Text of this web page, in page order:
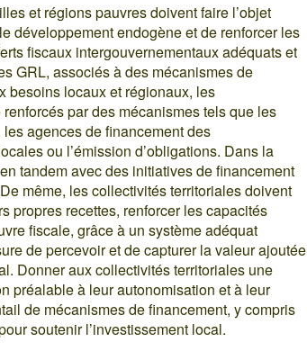
et régions pauvres doivent faire l’objet
développement endogène et de renforcer les
fiscaux intergouvernementaux adéquats et
GRL, associés à des mécanismes de
besoins locaux et régionaux, les
par des mécanismes tels que les
agences de financement des
ou l’émission d’obligations. Dans la
tandem avec des initiatives de financement
même, les collectivités territoriales doivent
propres recettes, renforcer les capacités
fiscale, grâce à un système adéquat
de percevoir et de capturer la valeur ajoutée
Donner aux collectivités territoriales une
préalable à leur autonomisation et à leur
de mécanismes de financement, y compris
soutenir l’investissement local.